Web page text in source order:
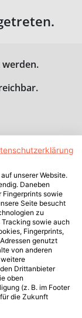
werden.
unserer Website.
Daneben
Fingerprints sowie
Seite besucht
zu
sowie auch
Fingerprints,
genutzt
von anderen
Drittanbieter
oben
(z. B. im Footer
die Zukunft